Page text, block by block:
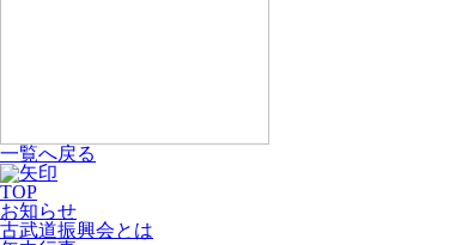
一覧へ戻る
TOP
お知らせ
古武道振興会とは